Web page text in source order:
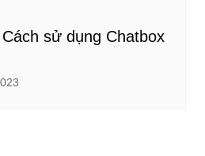
sử dụng Chatbox